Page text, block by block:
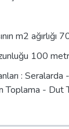
m2 ağırlığı
100
: Seralarda
- Dut